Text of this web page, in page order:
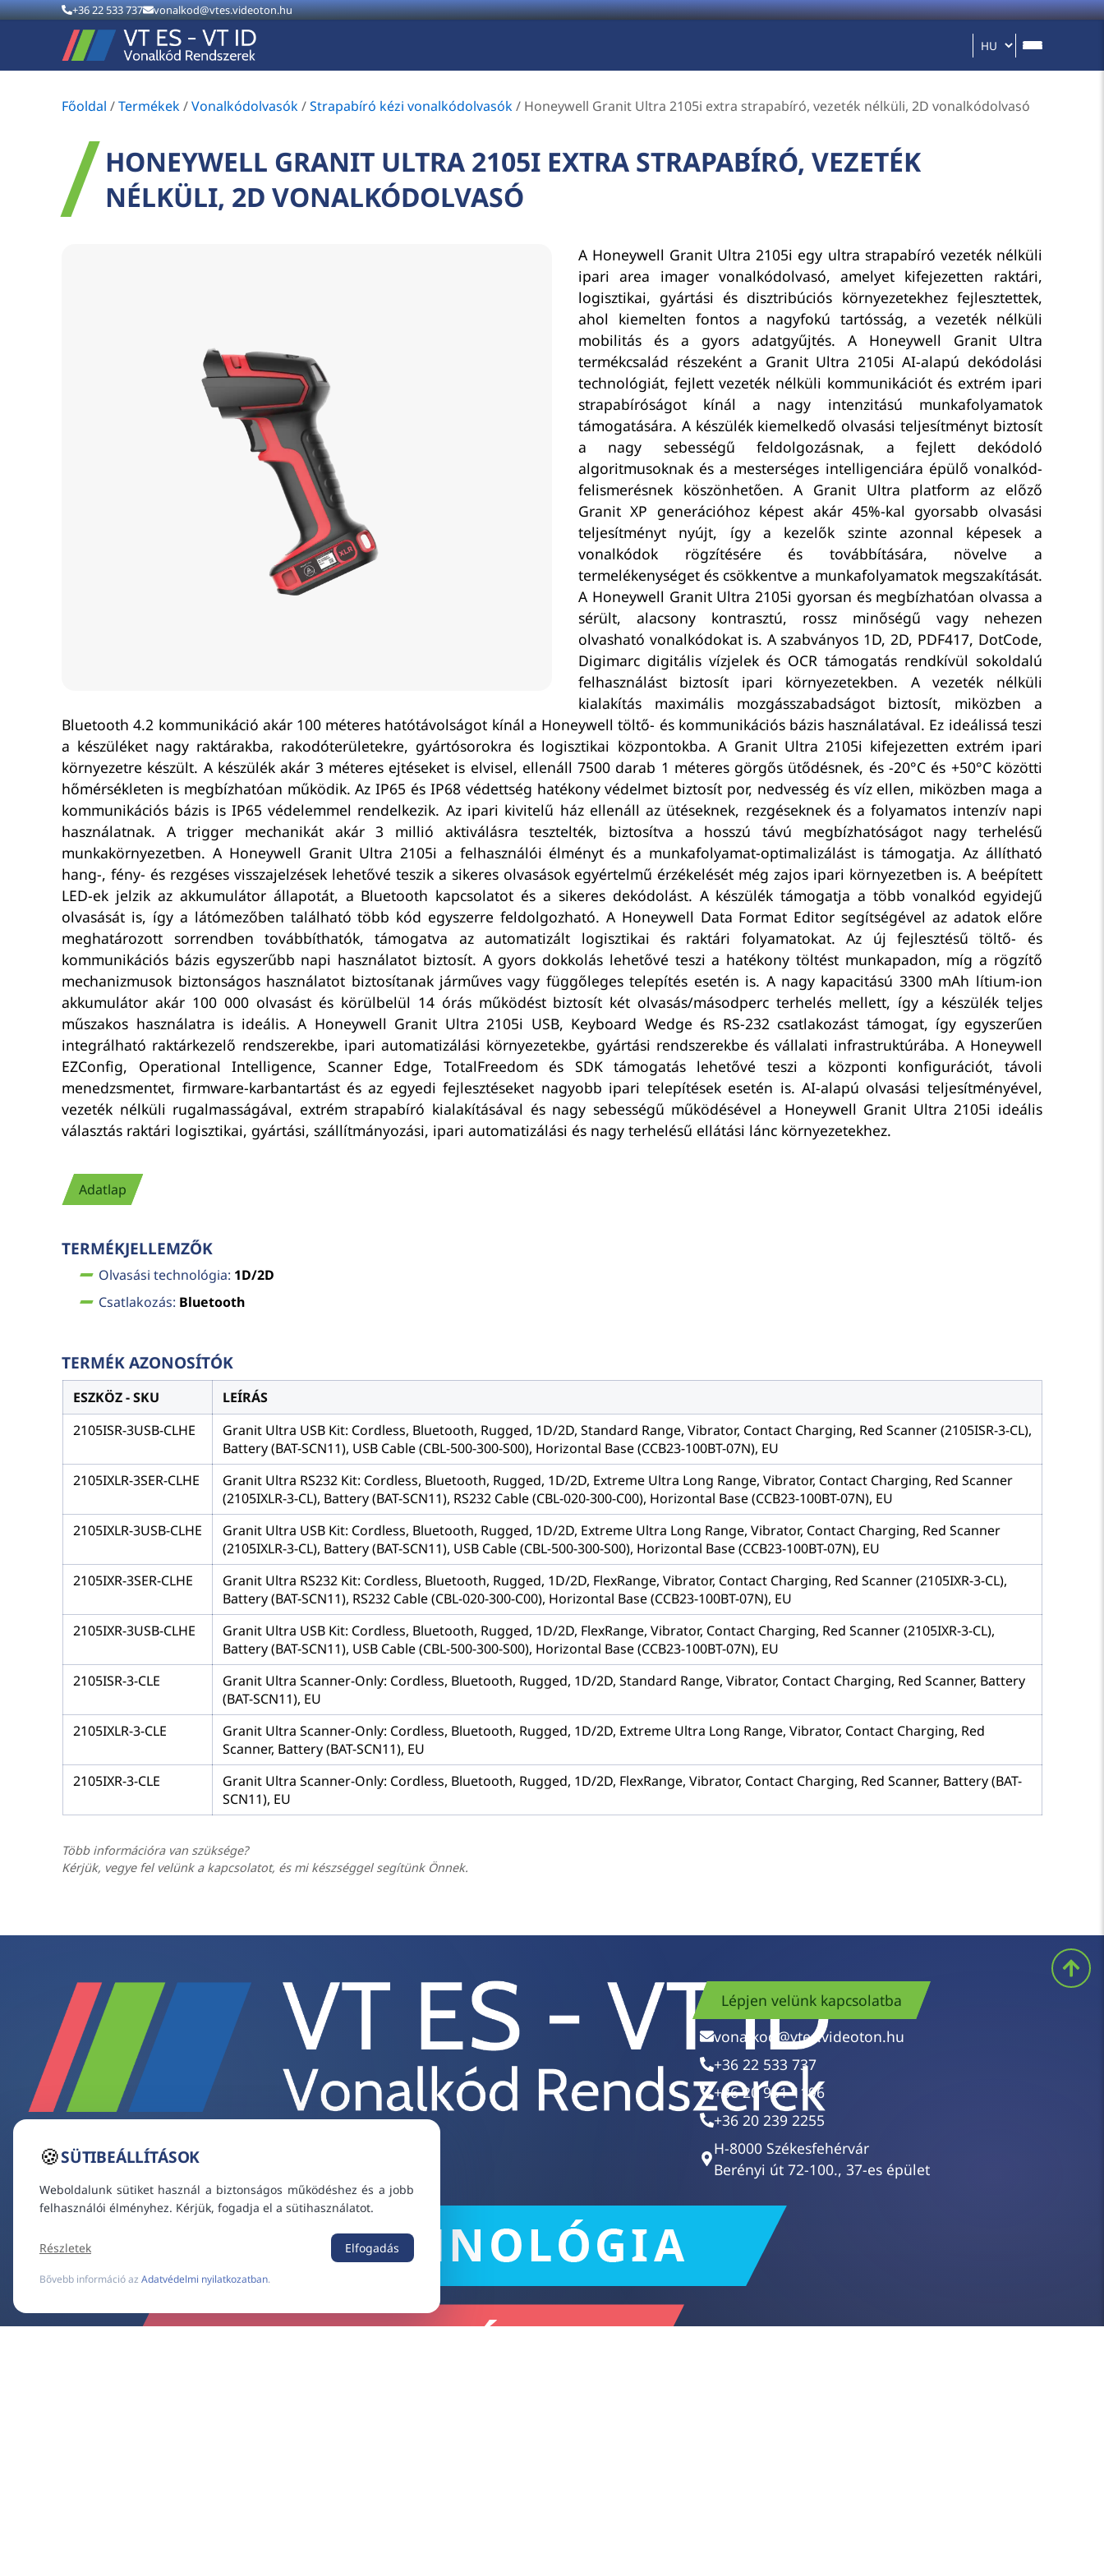
+36 22 533 737 vonalkod@vtes.videoton.hu
Főoldal /Termékek/Vonalkódolvasók/Strapabíró kézi vonalkódolvasók/ Honeywell Granit Ultra 2105i extra strapabíró, vezeték nélküli, 2D vonalkódolvasó
HONEYWELL GRANIT ULTRA 2105I EXTRA STRAPABÍRÓ, VEZETÉK
NÉLKÜLI, 2D VONALKÓDOLVASÓ
A Honeywell Granit Ultra 2105i egy ultra strapabíró vezeték nélküli
ipari area imager vonalkódolvasó, amelyet kifejezetten raktári,
logisztikai, gyártási és disztribúciós környezetekhez fejlesztettek,
ahol kiemelten fontos a nagyfokú tartósság, a vezeték nélküli
mobilitás és a gyors adatgyűjtés. A Honeywell Granit Ultra
termékcsalád részeként a Granit Ultra 2105i AI-alapú dekódolási
technológiát, fejlett vezeték nélküli kommunikációt és extrém ipari
strapabíróságot kínál a nagy intenzitású munkafolyamatok
támogatására. A készülék kiemelkedő olvasási teljesítményt biztosít
a nagy sebességű feldolgozásnak, a fejlett dekódoló
algoritmusoknak és a mesterséges intelligenciára épülő vonalkód-
felismerésnek köszönhetően. A Granit Ultra platform az előző
Granit XP generációhoz képest akár 45%-kal gyorsabb olvasási
teljesítményt nyújt, így a kezelők szinte azonnal képesek a
vonalkódok rögzítésére és továbbítására, növelve a
termelékenységet és csökkentve a munkafolyamatok megszakítását.
A Honeywell Granit Ultra 2105i gyorsan és megbízhatóan olvassa a
sérült, alacsony kontrasztú, rossz minőségű vagy nehezen
olvasható vonalkódokat is. A szabványos 1D, 2D, PDF417, DotCode,
Digimarc digitális vízjelek és OCR támogatás rendkívül sokoldalú
felhasználást biztosít ipari környezetekben. A vezeték nélküli
kialakítás maximális mozgásszabadságot biztosít, miközben a
Bluetooth 4.2 kommunikáció akár 100 méteres hatótávolságot kínál a Honeywell töltő- és kommunikációs bázis használatával. Ez ideálissá teszi
a készüléket nagy raktárakba, rakodóterületekre, gyártósorokra és logisztikai központokba. A Granit Ultra 2105i kifejezetten extrém ipari
környezetre készült. A készülék akár 3 méteres ejtéseket is elvisel, ellenáll 7500 darab 1 méteres görgős ütődésnek, és -20°C és +50°C közötti
hőmérsékleten is megbízhatóan működik. Az IP65 és IP68 védettség hatékony védelmet biztosít por, nedvesség és víz ellen, miközben maga a
kommunikációs bázis is IP65 védelemmel rendelkezik. Az ipari kivitelű ház ellenáll az ütéseknek, rezgéseknek és a folyamatos intenzív napi
használatnak. A trigger mechanikát akár 3 millió aktiválásra tesztelték, biztosítva a hosszú távú megbízhatóságot nagy terhelésű
munkakörnyezetben. A Honeywell Granit Ultra 2105i a felhasználói élményt és a munkafolyamat-optimalizálást is támogatja. Az állítható
hang-, fény- és rezgéses visszajelzések lehetővé teszik a sikeres olvasások egyértelmű érzékelését még zajos ipari környezetben is. A beépített
LED-ek jelzik az akkumulátor állapotát, a Bluetooth kapcsolatot és a sikeres dekódolást. A készülék támogatja a több vonalkód egyidejű
olvasását is, így a látómezőben található több kód egyszerre feldolgozható. A Honeywell Data Format Editor segítségével az adatok előre
meghatározott sorrendben továbbíthatók, támogatva az automatizált logisztikai és raktári folyamatokat. Az új fejlesztésű töltő- és
kommunikációs bázis egyszerűbb napi használatot biztosít. A gyors dokkolás lehetővé teszi a hatékony töltést munkapadon, míg a rögzítő
mechanizmusok biztonságos használatot biztosítanak járműves vagy függőleges telepítés esetén is. A nagy kapacitású 3300 mAh lítium-ion
akkumulátor akár 100 000 olvasást és körülbelül 14 órás működést biztosít két olvasás/másodperc terhelés mellett, így a készülék teljes
műszakos használatra is ideális. A Honeywell Granit Ultra 2105i USB, Keyboard Wedge és RS-232 csatlakozást támogat, így egyszerűen
integrálható raktárkezelő rendszerekbe, ipari automatizálási környezetekbe, gyártási rendszerekbe és vállalati infrastruktúrába. A Honeywell
EZConfig, Operational Intelligence, Scanner Edge, TotalFreedom és SDK támogatás lehetővé teszi a központi konfigurációt, távoli
menedzsmentet, firmware-karbantartást és az egyedi fejlesztéseket nagyobb ipari telepítések esetén is. AI-alapú olvasási teljesítményével,
vezeték nélküli rugalmasságával, extrém strapabíró kialakításával és nagy sebességű működésével a Honeywell Granit Ultra 2105i ideális
választás raktári logisztikai, gyártási, szállítmányozási, ipari automatizálási és nagy terhelésű ellátási lánc környezetekhez.
Adatlap
TERMÉKJELLEMZŐK
Olvasási technológia: 1D/2D
Csatlakozás: Bluetooth
TERMÉK AZONOSÍTÓK
ESZKÖZ - SKU
LEÍRÁS
2105ISR-3USB-CLHE
Granit Ultra USB Kit: Cordless, Bluetooth, Rugged, 1D/2D, Standard Range, Vibrator, Contact Charging, Red Scanner (2105ISR-3-CL),
Battery (BAT-SCN11), USB Cable (CBL-500-300-S00), Horizontal Base (CCB23-100BT-07N), EU
2105IXLR-3SER-CLHE
Granit Ultra RS232 Kit: Cordless, Bluetooth, Rugged, 1D/2D, Extreme Ultra Long Range, Vibrator, Contact Charging, Red Scanner
(2105IXLR-3-CL), Battery (BAT-SCN11), RS232 Cable (CBL-020-300-C00), Horizontal Base (CCB23-100BT-07N), EU
2105IXLR-3USB-CLHE
Granit Ultra USB Kit: Cordless, Bluetooth, Rugged, 1D/2D, Extreme Ultra Long Range, Vibrator, Contact Charging, Red Scanner
(2105IXLR-3-CL), Battery (BAT-SCN11), USB Cable (CBL-500-300-S00), Horizontal Base (CCB23-100BT-07N), EU
2105IXR-3SER-CLHE
Granit Ultra RS232 Kit: Cordless, Bluetooth, Rugged, 1D/2D, FlexRange, Vibrator, Contact Charging, Red Scanner (2105IXR-3-CL),
Battery (BAT-SCN11), RS232 Cable (CBL-020-300-C00), Horizontal Base (CCB23-100BT-07N), EU
2105IXR-3USB-CLHE
Granit Ultra USB Kit: Cordless, Bluetooth, Rugged, 1D/2D, FlexRange, Vibrator, Contact Charging, Red Scanner (2105IXR-3-CL),
Battery (BAT-SCN11), USB Cable (CBL-500-300-S00), Horizontal Base (CCB23-100BT-07N), EU
2105ISR-3-CLE
Granit Ultra Scanner-Only: Cordless, Bluetooth, Rugged, 1D/2D, Standard Range, Vibrator, Contact Charging, Red Scanner, Battery
(BAT-SCN11), EU
2105IXLR-3-CLE
Granit Ultra Scanner-Only: Cordless, Bluetooth, Rugged, 1D/2D, Extreme Ultra Long Range, Vibrator, Contact Charging, Red
Scanner, Battery (BAT-SCN11), EU
2105IXR-3-CLE
Granit Ultra Scanner-Only: Cordless, Bluetooth, Rugged, 1D/2D, FlexRange, Vibrator, Contact Charging, Red Scanner, Battery (BAT-
SCN11), EU
Több információra van szüksége?
Kérjük, vegye fel velünk a kapcsolatot, és mi készséggel segítünk Önnek.
Lépjen velünk kapcsolatba
vonalkod@vtes.videoton.hu
+36 22 533 737
+36 20 951 1196
+36 20 239 2255
H-8000 Székesfehérvár
Berényi út 72-100., 37-es épület
🍪SÜTIBEÁLLÍTÁSOK
Weboldalunk sütiket használ a biztonságos működéshez és a jobb
felhasználói élményhez. Kérjük, fogadja el a sütihasználatot.
Részletek Elfogadás
Bővebb információ az Adatvédelmi nyilatkozatban.